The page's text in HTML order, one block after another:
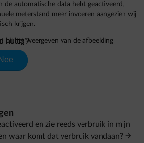
de automatische data hebt geactiveerd,
meterstand meer invoeren aangezien wij
krijgen.
en zie reeds verbruik in mijn
waar komt dat verbruik vandaan?